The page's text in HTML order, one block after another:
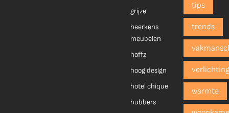
grijze
heerkens
meubelen
hoffz
hoog design
hotel chique
hubbers
tips
trends
warmte